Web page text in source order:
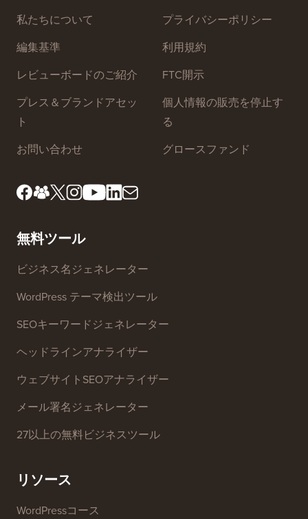
私たちについて
編集基準
レビューボードのご紹介
プレス＆ブランドアセッ
ト
お問い合わせ
プライバシーポリシー
利用規約
FTC開示
個人情報の販売を停止す
る
グロースファンド
無料ツール
ビジネス名ジェネレーター
WordPress テーマ検出ツール
SEOキーワードジェネレーター
ヘッドラインアナライザー
ウェブサイトSEOアナライザー
メール署名ジェネレーター
27以上の無料ビジネスツール
リソース
WordPressコース